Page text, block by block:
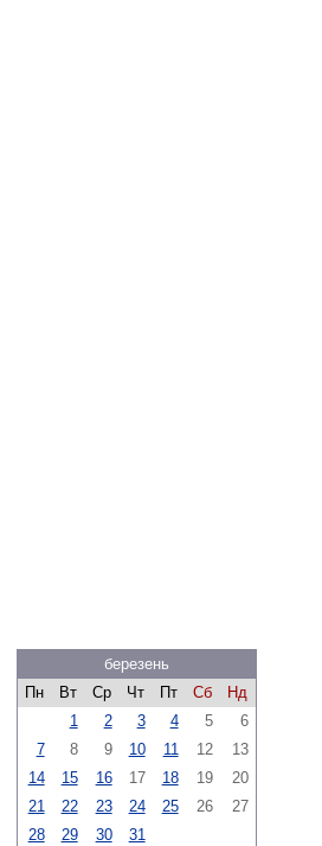
березень
Пн
Вт Ср Чт Пт Сб
Нд
1
2 3 4 5
6
7
8 9 10 11 12
13
14
15 16 17 18 19
20
21
22 23 24 25 26
27
28
29 30 31